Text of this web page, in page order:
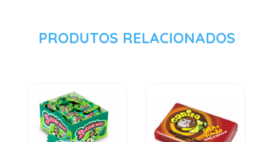
PRODUTOS RELACIONADOS